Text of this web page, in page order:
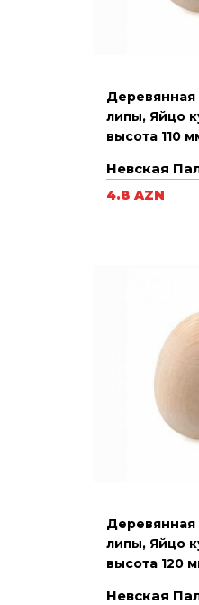
Деревянная
липы, Яйцо
высота 110
Невская
4.8 AZN
Деревянная
липы, Яйцо
высота 120
Невская